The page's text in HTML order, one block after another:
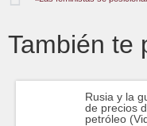
También te
Rusia y la
de precios
petróleo